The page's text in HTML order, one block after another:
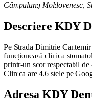
Câmpulung Moldovenesc
Descriere KDY
Pe Strada Dimitrie
funcționează clinica
printr-un scor respectabil
Clinica are 4.6 stele pe
Adresa KDY